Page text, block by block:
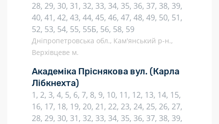
28, 29, 30, 31, 32, 33, 34, 35, 36, 37, 38, 39,
40, 41, 42, 43, 44, 45, 46, 47, 48, 49, 50, 51,
52, 53, 54, 55, 55Б, 56, 58, 59
Дніпропетровська обл., Кам'янський р-н.,
Верхівцеве м.
Академіка Пріснякова вул. (Карла
Лібкнехта)
1, 2, 3, 4, 5, 6, 7, 8, 9, 10, 11, 12, 13, 14, 15,
16, 17, 18, 19, 20, 21, 22, 23, 24, 25, 26, 27,
28, 29, 30, 31, 32, 33, 34, 35, 36, 37, 38, 39,